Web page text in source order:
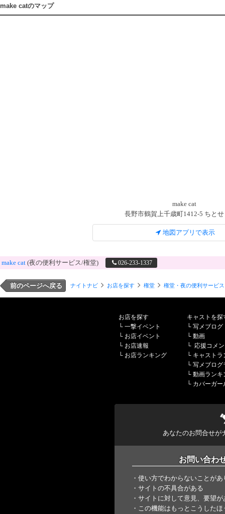
make catのマップ
make cat
長野市鶴賀上千歳町1412-5 ちと
地図アプリで表示
make cat (夜の便利サービス/権堂) 026-233-1337
前のページへ戻る ナイトナビ お店を探す 権堂 権堂・夜の便利サービス
お店を探す
└ 一撃イベント
└ お店イベント
└ お店速報
└ お店ランキング
キャストを探
└ 写メブログ
└ 動画
└ 応援コメ
└ キャストラ
└ 写メブログ
└ 動画ランキ
└ カバーガー
あなたのお問合せが
お問い合わ
・使い方でわからないことが
・サイトの不具合がある
・サイトに対して意見、要望が
・この機能はもっとこうした